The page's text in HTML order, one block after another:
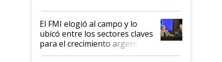
de Milei
El FMI elogió al campo y lo
ubicó entre los sectores claves
para el crecimiento argentino